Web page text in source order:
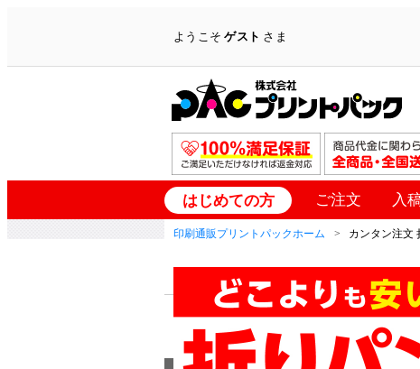
ようこそゲスト さま
はじめての方 ご注文 入
印刷通販プリントパックホーム カンタン注文